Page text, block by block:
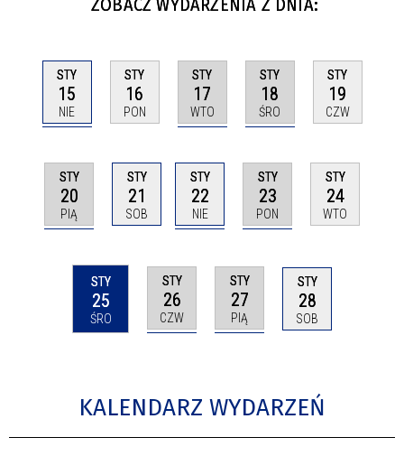
ZOBACZ WYDARZENIA Z DNIA:
STY
15
NIE
STY
16
PON
STY
17
WTO
STY
18
ŚRO
STY
19
CZW
STY
20
PIĄ
STY
21
SOB
STY
22
NIE
STY
23
PON
STY
24
WTO
STY
25
ŚRO
STY
26
CZW
STY
27
PIĄ
STY
28
SOB
KALENDARZ WYDARZEŃ